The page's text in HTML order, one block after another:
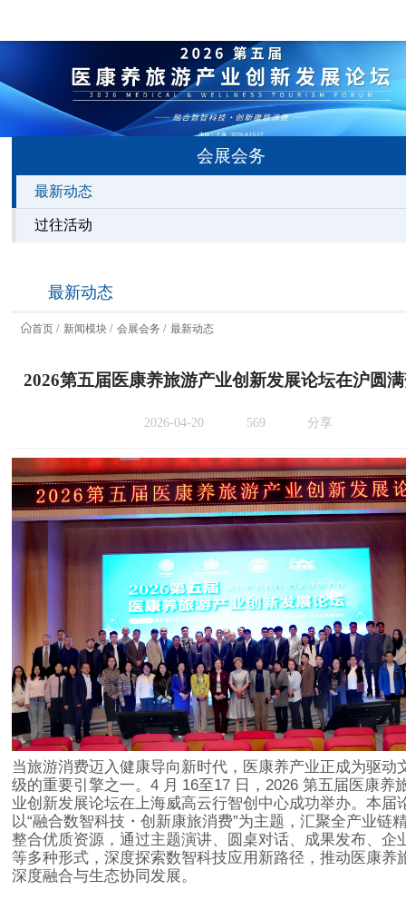
会展会务
最新动态
过往活动
最新动态
首页 新闻模块 会展会务 最新动态
2026第五届医康养旅游产业创新发展论坛在沪圆
2026-04-20 569 分享
当旅游消费迈入健康导向新时代，医康养产业正成为驱动
级的重要引擎之一。 4 月 16至17 日， 2026 第五届医康养
业创新发展论坛在上海威高云行智创中心成功举办。本届
以“融合数智科技・创新康旅消费”为主题，汇聚全产业链
整合优质资源，通过主题演讲、圆桌对话、成果发布、企
等多种形式，深度探索数智科技应用新路径，推动医康养
深度融合与生态协同发展。